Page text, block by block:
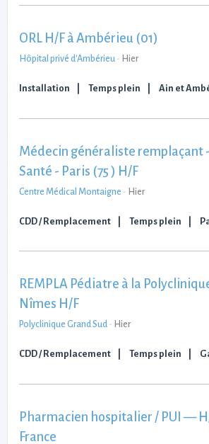
ORL H/F à Ambérieu (01)
Hôpital privé d'Ambérieu - Hier
Installation Temps plein Ain et
Médecin généraliste remplaçant
Santé - Paris (75 ) H/F
Centre Médical Montaigne - Hier
CDD / Remplacement Temps plein
REMPLA Pédiatre à la
Nîmes H/F
Polyclinique Grand Sud - Hier
CDD / Remplacement Temps plein
Pharmacien hospitalier / PUI —
France